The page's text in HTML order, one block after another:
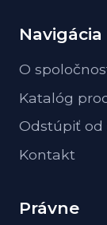
Navigácia
O
Katalóg
Odstúpiť od
Kontakt
Právne